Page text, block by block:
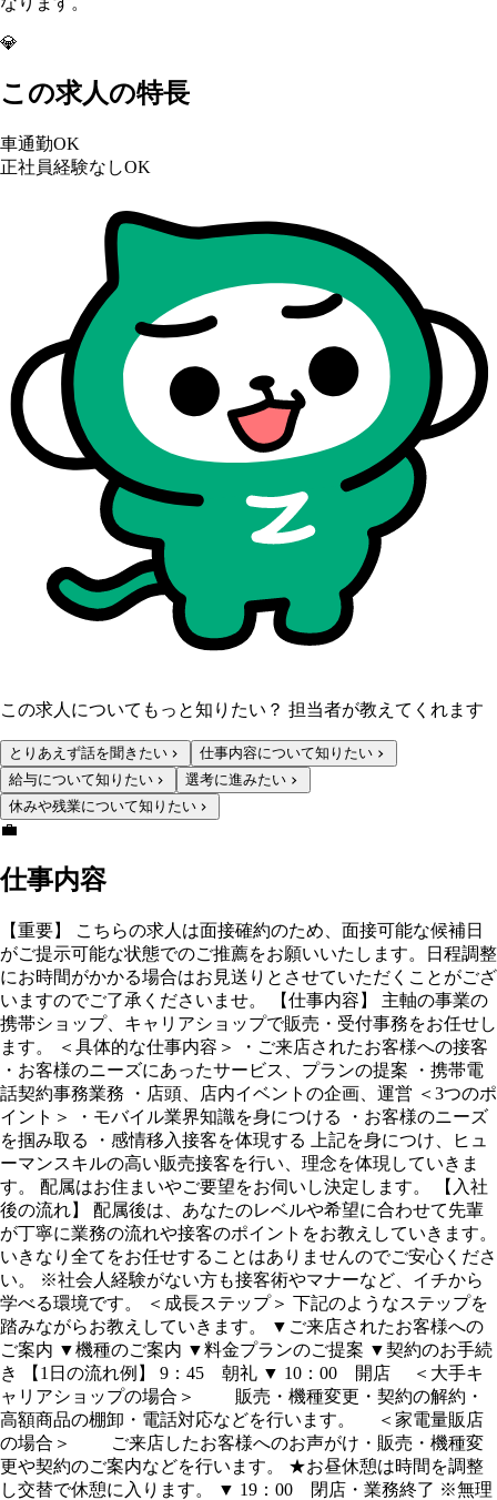
💎
この求人の特長
車通勤OK
正社員経験なしOK
この求人についてもっと知りたい？ 担当者が教えてくれます
とりあえず話を聞きたい
仕事内容について知りたい
給与について知りたい
選考に進みたい
休みや残業について知りたい
💼
仕事内容
【重要】 こちらの求人は面接確約のため、面接可能な候補日
がご提示可能な状態でのご推薦をお願いいたします。日程調整
にお時間がかかる場合はお見送りとさせていただくことがござ
いますのでご了承くださいませ。 【仕事内容】 主軸の事業の
携帯ショップ、キャリアショップで販売・受付事務をお任せし
ます。 ＜具体的な仕事内容＞ ・ご来店されたお客様への接客
・お客様のニーズにあったサービス、プランの提案 ・携帯電
話契約事務業務 ・店頭、店内イベントの企画、運営 ＜3つのポ
イント＞ ・モバイル業界知識を身につける ・お客様のニーズ
を掴み取る ・感情移入接客を体現する 上記を身につけ、ヒュ
ーマンスキルの高い販売接客を行い、理念を体現していきま
す。 配属はお住まいやご要望をお伺いし決定します。 【入社
後の流れ】 配属後は、あなたのレベルや希望に合わせて先輩
が丁寧に業務の流れや接客のポイントをお教えしていきます。
いきなり全てをお任せすることはありませんのでご安心くださ
い。 ※社会人経験がない方も接客術やマナーなど、イチから
学べる環境です。 ＜成長ステップ＞ 下記のようなステップを
踏みながらお教えしていきます。 ▼ご来店されたお客様への
ご案内 ▼機種のご案内 ▼料金プランのご提案 ▼契約のお手続
き 【1日の流れ例】 9：45 朝礼 ▼ 10：00 開店 ＜大手キ
ャリアショップの場合＞ 販売・機種変更・契約の解約・
高額商品の棚卸・電話対応などを行います。 ＜家電量販店
の場合＞ ご来店したお客様へのお声がけ・販売・機種変
更や契約のご案内などを行います。 ★お昼休憩は時間を調整
し交替で休憩に入ります。 ▼ 19：00 閉店・業務終了 ※無理